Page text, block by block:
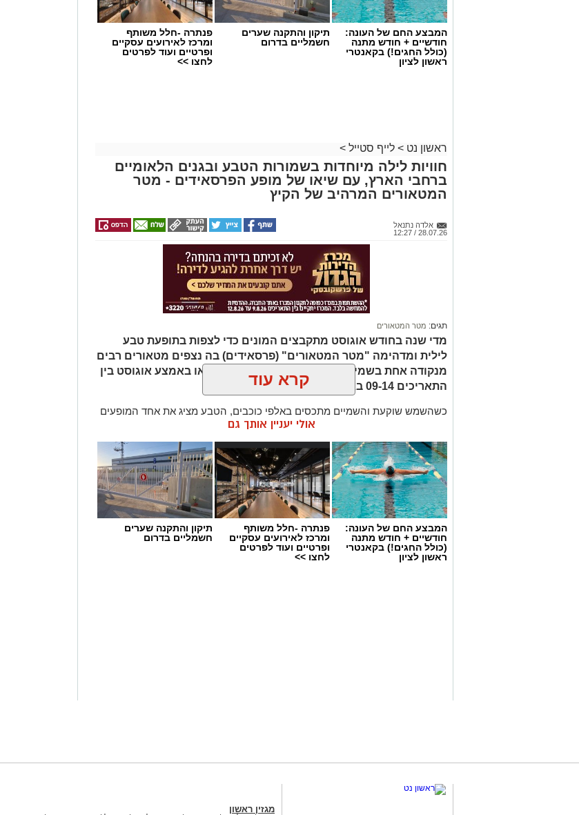
המבצע החם של העונה:
חודשיים + חודש מתנה
(כולל החגים!) בקאנטרי
ראשון לציון
תיקון והתקנה שערים
חשמליים בדרום
פנתרה -חלל משותף
ומרכז לאירועים עסקיים
ופרטיים ועוד לפרטים
לחצו >>
ראשון נט > לייף סטייל >
חוויות לילה מיוחדות בשמורות הטבע ובגנים הלאומיים
ברחבי הארץ, עם שיאו של מופע הפרסאידים - מטר
המטאורים המרהיב של הקיץ
אלדה נתנאל
28.07.26 / 12:27
תגים: מטר המטאורים
מדי שנה בחודש אוגוסט מתקבצים המונים כדי לצפות בתופעת טבע
לילית ומדהימה "מטר המטאורים" (פרסאידים) בה נצפים מטאורים רבים
מנקודה אחת בשמי הלילה. השנה המטר מגיע לשיאו באמצע אוגוסט בין
התאריכים 09-14 באוגוסט 2026.
כשהשמש שוקעת והשמיים מתכסים באלפי כוכבים, הטבע מציג את אחד המופעים
המרהיבים של השנה - מטר הפרסאידים. זו ההזדמנות לעצור לרגע, להתרחק
לכת, ערפיליות וסיפורי חלל.
מטר הפרסאידים, מתרחש כתוצאה ממפגש כדור הארץ עם השובל של כוכב השביט
סוויפט-טאטל, הוא נחשב כמטר גדול במיוחד שבו ניתן לראות מטאורים רבים בלי
שימוש באמצעי ראייה. בשיא המטר, קצב המטאורים הנראים מגיע ל-80 עד 100
מטאורים בשעה.
רשות הטבע והגנים מזמינה אתכם ללילות קסומים תחת כיפת השמיים, עם חוויות
טבע ייחודיות ברחבי הארץ, מתצפיות מודרכות במטר הפרסאידים ובגרמי שמיים,
מכניסה לשטחי אש , לשמור על הניקיון ולקחת את האשפה אתכם"
קרא עוד
אולי יעניין אותך גם
המבצע החם של העונה:
חודשיים + חודש מתנה
(כולל החגים!) בקאנטרי
ראשון לציון
פנתרה -חלל משותף
ומרכז לאירועים עסקיים
ופרטיים ועוד לפרטים
לחצו >>
תיקון והתקנה שערים
חשמליים בדרום
מגזין ראשון